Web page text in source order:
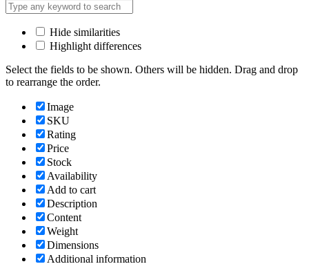
Hide similarities
Highlight differences
Select the fields to be shown. Others will be hidden. Drag and drop
to rearrange the order.
Image
SKU
Rating
Price
Stock
Availability
Add to cart
Description
Content
Weight
Dimensions
Additional information